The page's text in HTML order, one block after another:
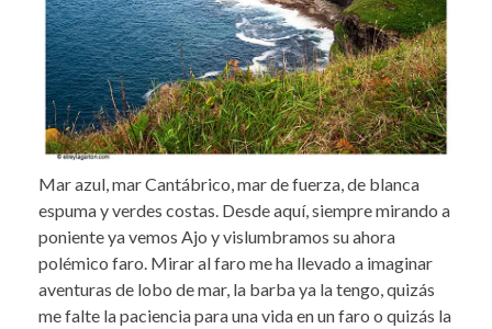
Mar azul, mar Cantábrico, mar de fuerza, de blanca
espuma y verdes costas. Desde aquí, siempre mirando a
poniente ya vemos Ajo y vislumbramos su ahora
polémico faro. Mirar al faro me ha llevado a imaginar
aventuras de lobo de mar, la barba ya la tengo, quizás
me falte la paciencia para una vida en un faro o quizás la